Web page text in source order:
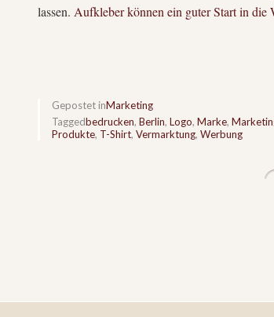
lassen. Aufkleber können ein guter Start in die
Gepostet inMarketing
Taggedbedrucken, Berlin, Logo, Marke,
Produkte, T-Shirt, Vermarktung, Werbung